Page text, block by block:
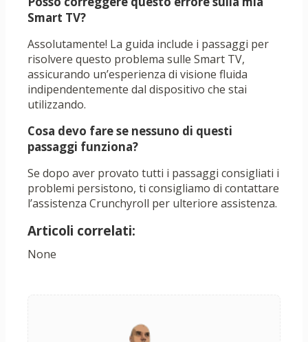
Smart TV?
Assolutamente! La guida include i passaggi per
risolvere questo problema sulle Smart TV,
assicurando un’esperienza di visione fluida
indipendentemente dal dispositivo che stai
utilizzando.
Cosa devo fare se nessuno di questi
passaggi funziona?
Se dopo aver provato tutti i passaggi consigliati i
problemi persistono, ti consigliamo di contattare
l’assistenza Crunchyroll per ulteriore assistenza.
Articoli correlati:
None